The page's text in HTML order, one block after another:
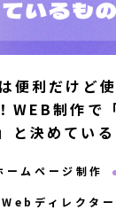
便利だけど
WEB制作で
と決めてい
ームページ制作
Webディレクター